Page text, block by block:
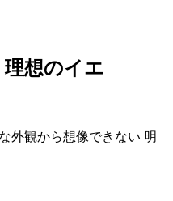
理想のイエ
外観から想像できない 明